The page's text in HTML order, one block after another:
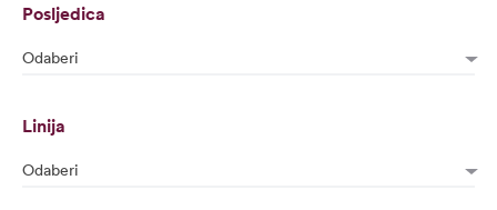
Posljedica
Odaberi
Linija
Odaberi